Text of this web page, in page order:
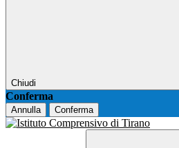
Chiudi
Conferma
Annulla Conferma